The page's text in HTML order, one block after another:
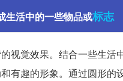
生活中的一些物品或标志
视觉效果。结合一些生
有趣的形象。通过圆形